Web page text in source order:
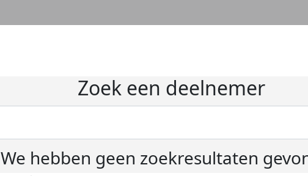
Zoek een deelnemer
We hebben geen zoekresultaten